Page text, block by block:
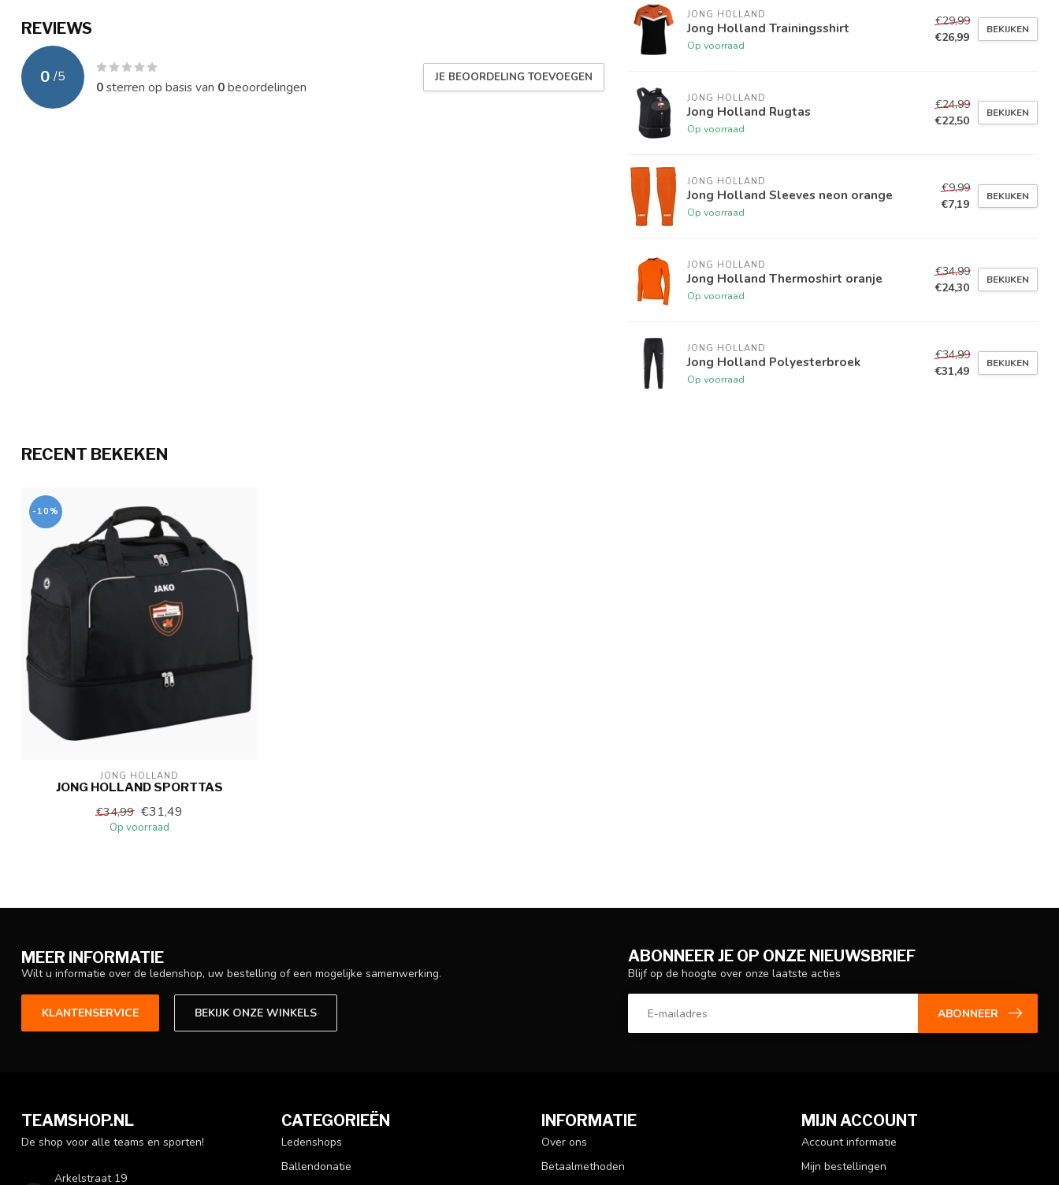
REVIEWS
0 /5
0sterren op basis van 0beoordelingen
JE BEOORDELING TOEVOEGEN
JONG HOLLAND
Jong Holland Trainingsshirt
Op voorraad
€29,99
€26,99
BEKIJKEN
JONG HOLLAND
Jong Holland Rugtas
Op voorraad
€24,99
€22,50
BEKIJKEN
JONG HOLLAND
Jong Holland Sleeves neon orange
Op voorraad
€9,99
€7,19
BEKIJKEN
JONG HOLLAND
Jong Holland Thermoshirt oranje
Op voorraad
€34,99
€24,30
BEKIJKEN
JONG HOLLAND
Jong Holland Polyesterbroek
Op voorraad
€34,99
€31,49
BEKIJKEN
RECENT BEKEKEN
-10%
JONG HOLLAND
JONG HOLLAND SPORTTAS
€34,99 €31,49
Op voorraad
MEER INFORMATIE
Wilt u informatie over de ledenshop, uw bestelling of een mogelijke samenwerking.
KLANTENSERVICE BEKIJK ONZE WINKELS
ABONNEER JE OP ONZE NIEUWSBRIEF
Blijf op de hoogte over onze laatste acties
ABONNEER
TEAMSHOP.NL
De shop voor alle teams en sporten!
Arkelstraat 19
CATEGORIEËN
Ledenshops
Ballendonatie
INFORMATIE
Over ons
Betaalmethoden
MIJN ACCOUNT
Account informatie
Mijn bestellingen